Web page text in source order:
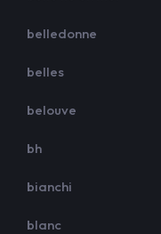
belledonne
belles
belouve
bh
bianchi
blanc